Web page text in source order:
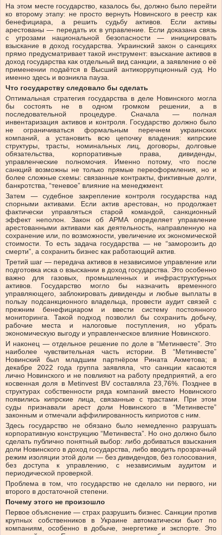
На этом месте государство, казалось бы, должно было перейти
ко второму этапу: не просто вернуть Новинского в реестр как
бенефициара, а решить судьбу активов. Если активы
арестованы — передать их в управление. Если доказана связь
с угрозами национальной безопасности — инициировать
взыскание в доход государства. Украинский закон о санкциях
прямо предусматривает такой инструмент: взыскание активов в
доход государства как отдельный вид санкции, а заявление о её
применении подаётся в Высший антикоррупционный суд. Но
именно здесь и возникла пауза.
Что государству следовало бы сделать
Оптимальная стратегия государства в деле Новинского могла
бы состоять не в одном громком решении, а в
последовательной процедуре. Сначала — полная
инвентаризация активов и контроля. Государство должно было
не ограничиваться формальным перечнем украинских
компаний, а установить всю цепочку владения: кипрские
структуры, трасты, номинальных лиц, договоры, долговые
обязательства, корпоративные права, дивиденды,
управленческие полномочия. Именно потому, что после
санкций возможны не только прямые переоформления, но и
более сложные схемы: связанные контракты, фиктивные долги,
банкротства, “теневое” влияние на менеджмент.
Затем — судебное закрепление контроля государства над
спорными активами. Если актив арестован, но продолжает
фактически управляться старой командой, санкционный
эффект неполон. Закон об АРМА определяет управление
арестованными активами как деятельность, направленную на
сохранение или, по возможности, увеличение их экономической
стоимости. То есть задача государства — не “заморозить до
смерти”, а сохранить бизнес как работающий актив.
Третий шаг — передача активов в независимое управление или
подготовка иска о взыскании в доход государства. Это особенно
важно для газовых, промышленных и инфраструктурных
активов. Государство могло бы назначить временного
управляющего, заблокировать дивиденды и любые выплаты в
пользу подсанкционного владельца, провести аудит связей с
прежним бенефициаром и ввести систему постоянного
мониторинга. Такой подход позволил бы сохранить добычу,
рабочие места и налоговые поступления, но убрать
экономическую выгоду и управленческое влияние Новинского.
И наконец — отдельное решение по доле в “Метинвесте”. Это
наиболее чувствительная часть истории. В “Метинвесте”
Новинский был младшим партнёром Рината Ахметова; в
декабре 2022 года группа заявляла, что санкции касаются
лично Новинского и не повлияют на работу предприятий, а его
косвенная доля в Metinvest BV составляла 23,76%. Позднее в
структурах собственности ряда компаний вместо Новинского
появились кипрские лица, связанные с трастами. При этом
суды признавали арест доли Новинского в “Метинвесте”
законным и отмечали аффилированность киприотов с ним.
Здесь государство не обязано было немедленно разрушать
корпоративную конструкцию “Метинвеста”. Но оно должно было
сделать публично понятный выбор: либо добиваться взыскания
доли Новинского в доход государства, либо вводить прозрачный
режим изоляции этой доли — без дивидендов, без голосования,
без доступа к управлению, с независимым аудитом и
периодической проверкой.
Проблема в том, что государство не сделало ни первого, ни
второго в достаточной степени.
Почему этого не произошло
Первое объяснение — страх разрушить бизнес. Санкции против
крупных собственников в Украине автоматически бьют по
компаниям, особенно в добыче, энергетике и экспорте. Это